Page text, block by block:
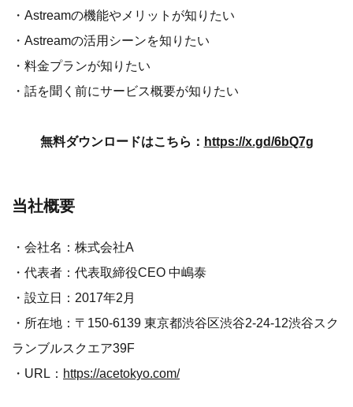
・Astreamの機能やメリットが知りたい
・Astreamの活用シーンを知りたい
・料金プランが知りたい
・話を聞く前にサービス概要が知りたい
無料ダウンロードはこちら： https://x.gd/6bQ7g
当社概要
・会社名：株式会社A
・代表者：代表取締役CEO 中嶋泰
・設立日：2017年2月
・所在地：〒150-6139 東京都渋谷区渋谷2-24-12渋谷スク
ランブルスクエア39F
・URL： https://acetokyo.com/